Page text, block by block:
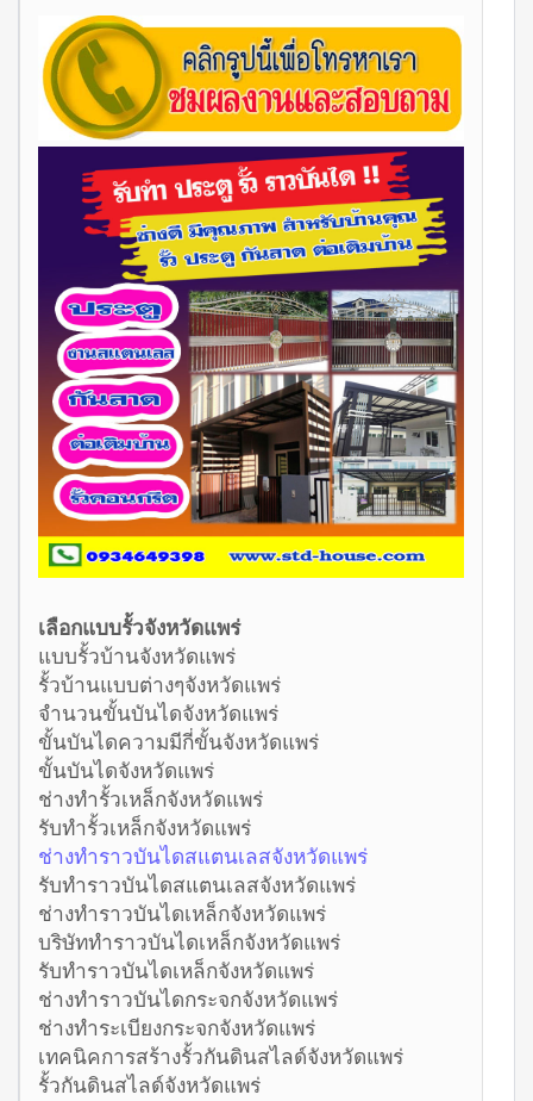
เลือกแบบรั้วจังหวัดแพร่
แบบรั้วบ้านจังหวัดแพร่
รั้วบ้านแบบต่างๆจังหวัดแพร่
จำนวนขั้นบันไดจังหวัดแพร่
ขั้นบันไดความมีกี่ขั้นจังหวัดแพร่
ขั้นบันไดจังหวัดแพร่
ช่างทำรั้วเหล็กจังหวัดแพร่
รับทำรั้วเหล็กจังหวัดแพร่
ช่างทำราวบันไดสแตนเลสจังหวัดแพร่
รับทำราวบันไดสแตนเลสจังหวัดแพร่
ช่างทำราวบันไดเหล็กจังหวัดแพร่
บริษัททำราวบันไดเหล็กจังหวัดแพร่
รับทำราวบันไดเหล็กจังหวัดแพร่
ช่างทำราวบันไดกระจกจังหวัดแพร่
ช่างทำระเบียงกระจกจังหวัดแพร่
เทคนิคการสร้างรั้วกันดินสไลด์จังหวัดแพร่
รั้วกันดินสไลด์จังหวัดแพร่